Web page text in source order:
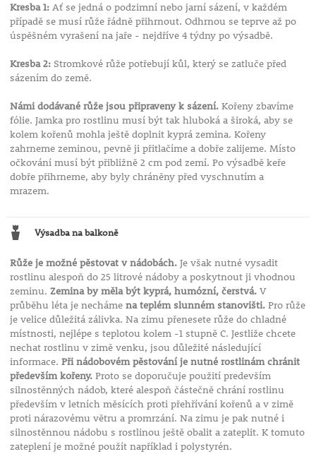
Kresba 1:Ať se jedná o podzimní nebo jarní sázení, v každém
případě se musí růže řádně přihrnout. Odhrnou se teprve až po
úspěšném vyrašení na jaře - nejdříve 4 týdny po výsadbě.
Kresba 2:Stromkové růže potřebují kůl, který se zatluče před
sázením do země.
Námi dodávané růže jsou připraveny k sázení.Kořeny zbavíme
fólie. Jamka pro rostlinu musí být tak hluboká a široká, aby se
kolem kořenů mohla ještě doplnit kyprá zemina. Kořeny
zahrneme zeminou, pevně ji přitlačíme a dobře zalijeme. Místo
očkování musí být přibližně 2 cm pod zemí. Po výsadbě keře
dobře přihrneme, aby byly chráněny před vyschnutím a
mrazem.
Výsadba na balkoně
Růže je možné pěstovat v nádobách.Je však nutné vysadit
rostlinu alespoň do 25 litrové nádoby a poskytnout ji vhodnou
zeminu. Zemina by měla být kyprá, humózní, čerstvá.V
průběhu léta je necháme na teplém slunném stanovišti.Pro růže
je velice důležitá zálivka. Na zimu přenesete růže do chladné
místnosti, nejlépe s teplotou kolem -1 stupně C. Jestliže chcete
nechat rostlinu v zimě venku, jsou důležité následující
informace. Při nádobovém pěstování je nutné rostlinám chránit
především kořeny.Proto se doporučuje použití predevším
silnostěnných nádob, které alespoň částečně chrání rostlinu
především v letních měsících proti přehřívání kořenů a v zimě
proti nárazovému větru a promrzání. Na zimu je pak nutné i
silnostěnnou nádobu s rostlinou ještě obalit a zateplit. K tomuto
zateplení je možné použít například i polystyrén.